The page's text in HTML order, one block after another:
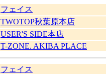
フェイス
TWOTOP秋葉原本店
USER'S SIDE本店
T-ZONE. AKIBA PLACE
フェイス